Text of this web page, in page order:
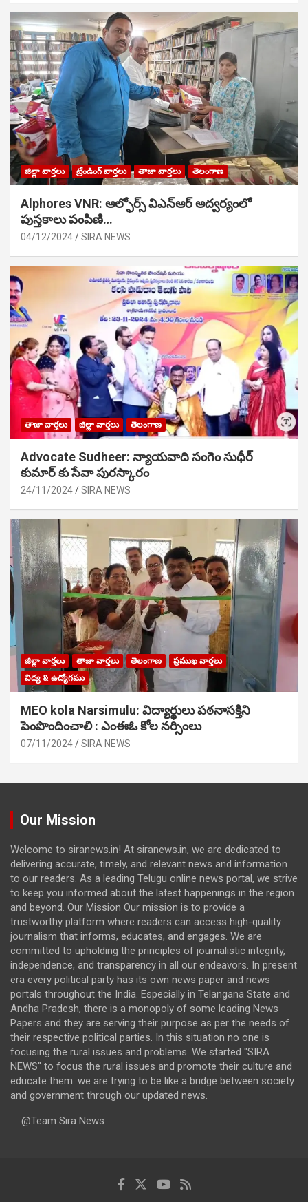
జిల్లా వార్తలు ట్రేండింగ్ వార్తలు తాజా వార్తలు తెలంగాణ
Alphores VNR: ఆల్ఫోర్స్ విఎన్ఆర్ అద్వర్యంలో
పుస్తకాలు పంపిణి…
04/12/2024 SIRA NEWS
తాజా వార్తలు జిల్లా వార్తలు తెలంగాణ
Advocate Sudheer: న్యాయవాది సంగెం సుధీర్
కుమార్ కు సేవా పురస్కారం
24/11/2024 SIRA NEWS
జిల్లా వార్తలు తాజా వార్తలు తెలంగాణ
ప్రముఖ వార్తలు
విద్య & ఉద్యోగము
MEO kola Narsimulu: విద్యార్థులు పఠ‌నాసక్తిని
పెంపొందించాలి : ఎంఈఓ కోల నర్సింలు
07/11/2024 SIRA NEWS
Our Mission
Welcome to siranews.in! At siranews.in, we are dedicated to
delivering accurate, timely, and relevant news and information
to our readers. As a leading Telugu online news portal, we strive
to keep you informed about the latest happenings in the region
and beyond. Our Mission Our mission is to provide a
trustworthy platform where readers can access high-quality
journalism that informs, educates, and engages. We are
committed to upholding the principles of journalistic integrity,
independence, and transparency in all our endeavors. In present
era every political party has its own news paper and news
portals throughout the India. Especially in Telangana State and
Andha Pradesh, there is a monopoly of some leading News
Papers and they are serving their purpose as per the needs of
their respective political parties. In this situation no one is
focusing the rural issues and problems. We started "SIRA
NEWS" to focus the rural issues and promote their culture and
educate them. we are trying to be like a bridge between society
and government through our updated news.
@Team Sira News